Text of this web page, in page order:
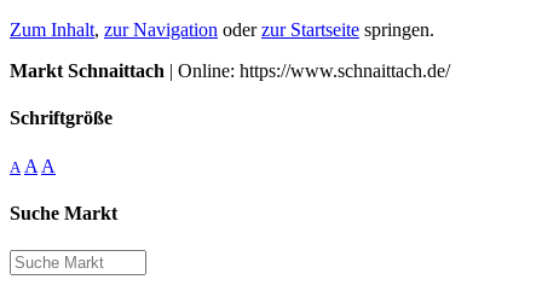
Zum Inhalt, zur Navigation oderzur Startseite springen.
Markt Schnaittach | Online: https://www.schnaittach.de/
Schriftgröße
A A A
Suche Markt